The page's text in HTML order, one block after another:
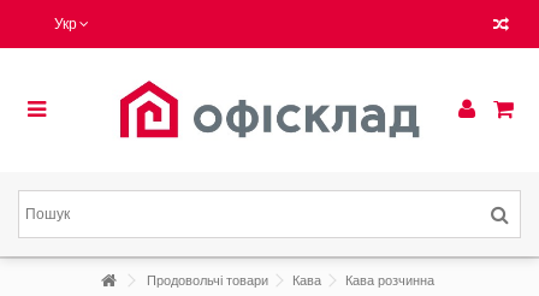
Укр
Продовольчі товари Кава Кава розчинна